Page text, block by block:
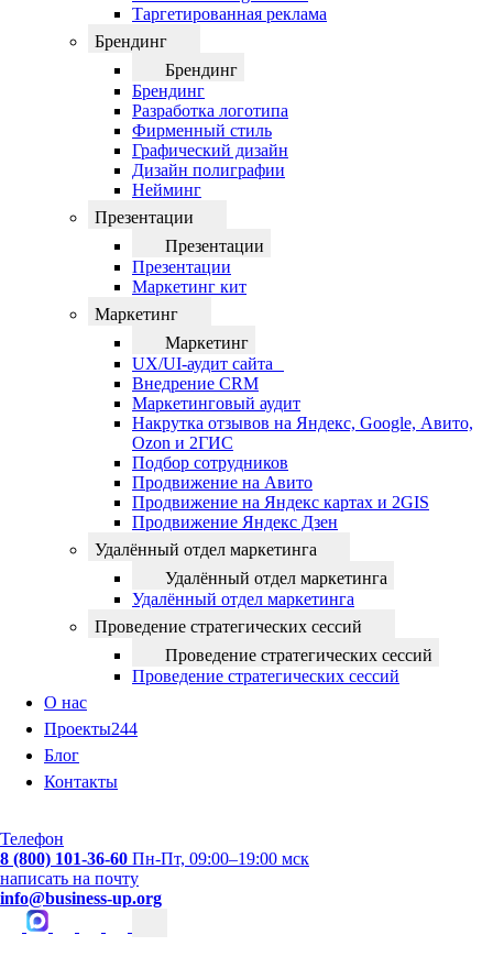
Таргетированная реклама
Брендинг
Брендинг
Брендинг
Разработка логотипа
Фирменный стиль
Графический дизайн
Дизайн полиграфии
Нейминг
Презентации
Презентации
Презентации
Маркетинг кит
Маркетинг
Маркетинг
UX/UI-аудит сайта
Внедрение CRM
Маркетинговый аудит
Накрутка отзывов на Яндекс, Google, Авито,
Ozon и 2ГИС
Подбор сотрудников
Продвижение на Авито
Продвижение на Яндекс картах и 2GIS
Продвижение Яндекс Дзен
Удалённый отдел маркетинга
Удалённый отдел маркетинга
Удалённый отдел маркетинга
Проведение стратегических сессий
Проведение стратегических сессий
Проведение стратегических сессий
О нас
Проекты244
Блог
Контакты
Телефон
8 (800) 101-36-60 Пн-Пт, 09:00–19:00 мск
написать на почту
info@business-up.org